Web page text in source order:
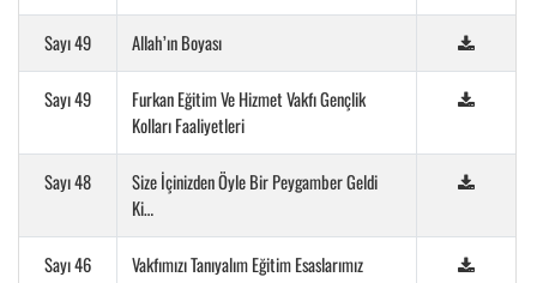
Sayı 49 Allah’ın Boyası
Sayı 49
Furkan Eğitim Ve Hizmet Vakfı Gençlik
Kolları Faaliyetleri
Sayı 48
Size İçinizden Öyle Bir Peygamber Geldi
Ki…
Sayı 46 Vakfımızı Tanıyalım Eğitim Esaslarımız